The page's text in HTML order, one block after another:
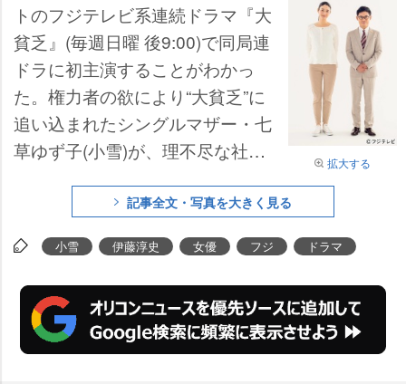
拡大する
トのフジテレビ系連続ドラマ『大
貧乏』(毎週日曜 後9:00)で同局連
ドラに初主演することがわかっ
た。権力者の欲により“大貧乏”に
追い込まれたシングルマザー・七
草ゆず子(小雪)が、理不尽な社会
にした完全オリジナルのヒューマ
ン・コメディー。彼女の相棒とな
るエリート弁護士・柿原新一には
俳優・伊藤淳史が起用された。
記事全文・写真を大きく見る
小雪 伊藤淳史 女優 フジ ドラマ